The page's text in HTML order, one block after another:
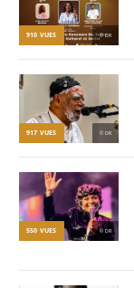
910 VUES © DR
917 VUES © DR
550 VUES © DR